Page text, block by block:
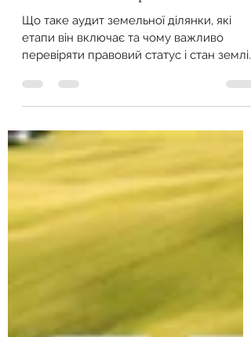
Що таке аудит земельної ділянки
та навіщо його проводити?
Що таке аудит земельної ділянки, які
перевіряти правовий статус і стан землі
перед угодами